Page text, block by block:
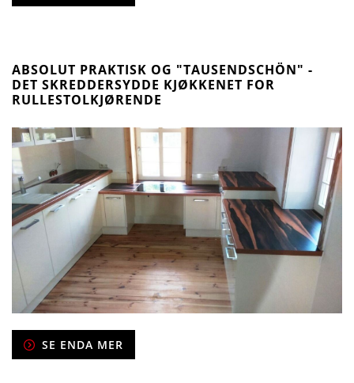
ABSOLUT PRAKTISK OG "TAUSENDSCHÖN" -
DET SKREDDERSYDDE KJØKKENET FOR
RULLESTOLKJØRENDE
SE ENDA MER